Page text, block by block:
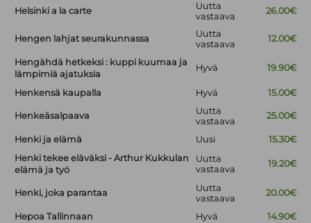
Helsinki a la carte
Uutta
vastaava
26.00€
Hengen lahjat seurakunnassa
Uutta
vastaava
12.00€
Hengähdä hetkeksi : kuppi kuumaa ja
lämpimiä ajatuksia
Hyvä 19.90€
Henkensä kaupalla Hyvä 15.00€
Henkeäsalpaava
Uutta
vastaava
25.00€
Henki ja elämä Uusi
15.30€
Henki tekee eläväksi - Arthur Kukkulan
elämä ja työ
Uutta
vastaava
19.20€
Henki, joka parantaa
Uutta
vastaava
20.00€
Hepoa Tallinnaan Hyvä
14.90€